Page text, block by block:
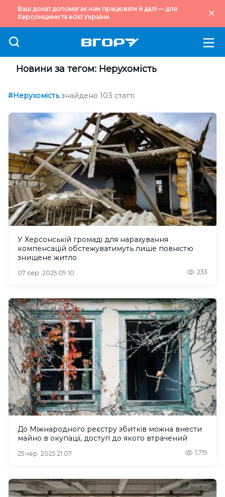
Ваш донат допомагає нам працювати й далі — для
Херсонщини та всієї України.
Новини за тегом: Нерухомість
#Нерухомість знайдено 103 статті
У Херсонській громаді для нарахування
компенсацій обстежуватимуть лише повністю
знищене житло
07 сер. 2025 09:10 233
До Міжнародного реєстру збитків можна внести
майно в окупації, доступ до якого втрачений
25 чер. 2025 21:07 1,719